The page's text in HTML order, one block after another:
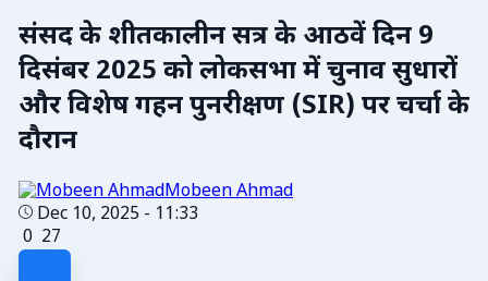
संसद के शीतकालीन सत्र के आठवें दिन 9
दिसंबर 2025 को लोकसभा में चुनाव सुधारों
और विशेष गहन पुनरीक्षण (SIR) पर चर्चा के
दौरान
Mobeen Ahmad
Dec 10, 2025 - 11:33
0 27